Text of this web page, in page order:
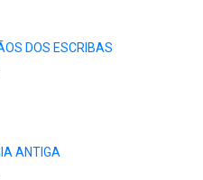
DOS ESCRIBAS
ANTIGA